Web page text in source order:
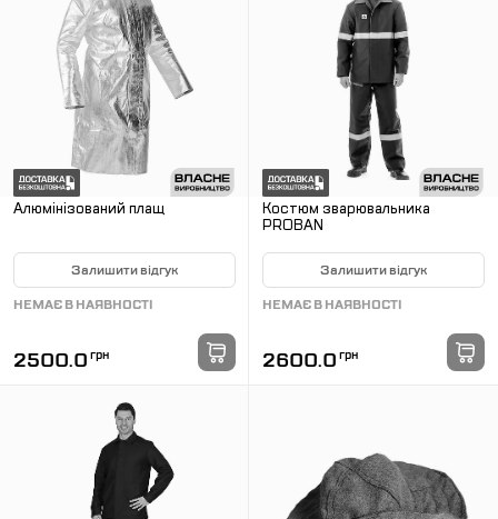
Алюмінізований плащ
Залишити відгук
НЕМАЄ В НАЯВНОСТІ
2500.0 грн
Костюм зварювальника
PROBAN
Залишити відгук
НЕМАЄ В НАЯВНОСТІ
2600.0 грн